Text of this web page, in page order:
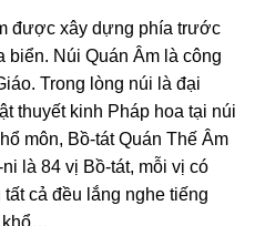
được xây dựng phía trước
Núi Quán Âm là công
Trong lòng núi là đại
thuyết kinh Pháp hoa tại núi
môn, Bồ-tát Quán Thế Âm
là 84 vị Bồ-tát, mỗi vị có
cả đều lắng nghe tiếng
khổ…